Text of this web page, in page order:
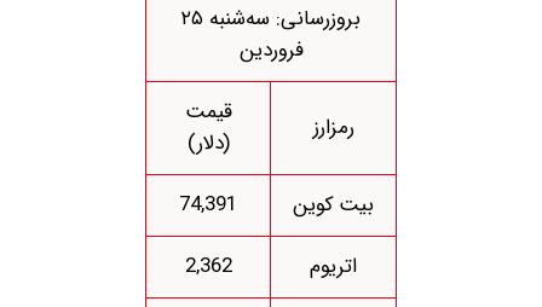
بروزرسانی: سه‌شنبه ۲۵
فروردین
رمزارز
قیمت
(دلار)
بیت کوین
74,391
اتریوم
2,362